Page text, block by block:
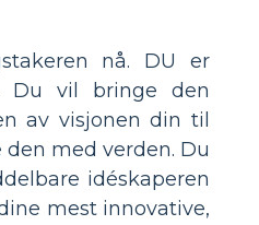
nå. DU er
Du vil bringe den
av visjonen din til
med verden. Du
idéskaperen
mest innovative,